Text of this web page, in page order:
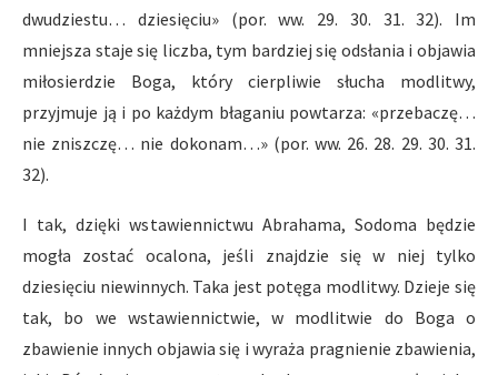
dwudziestu… dziesięciu» (por. ww. 29. 30. 31. 32). Im
mniejsza staje się liczba, tym bardziej się odsłania i objawia
miłosierdzie Boga, który cierpliwie słucha modlitwy,
przyjmuje ją i po każdym błaganiu powtarza: «przebaczę…
nie zniszczę… nie dokonam…» (por. ww. 26. 28. 29. 30. 31.
32).
I tak, dzięki wstawiennictwu Abrahama, Sodoma będzie
mogła zostać ocalona, jeśli znajdzie się w niej tylko
dziesięciu niewinnych. Taka jest potęga modlitwy. Dzieje się
tak, bo we wstawiennictwie, w modlitwie do Boga o
zbawienie innych objawia się i wyraża pragnienie zbawienia,